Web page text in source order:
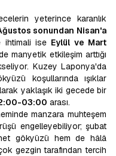
yeterince karanlık
sonundan Nisan'a
ihtimali ise Eylül ve Mart
manyetik etkileşim arttığı
Kuzey Laponya'da
koşullarında ışıklar
yaklaşık iki gecede bir
03:00 arası.
manzara muhteşem
engelleyebiliyor; şubat
gökyüzü hem de hâlâ
gezgin tarafından tercih